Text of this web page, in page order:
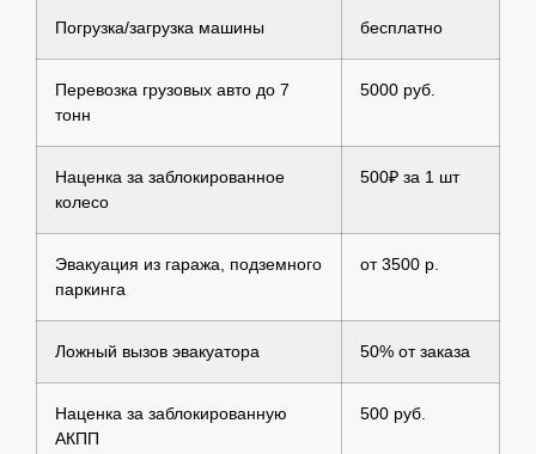
Погрузка/загрузка машины бесплатно
Перевозка грузовых авто до 7
тонн
5000 руб.
Наценка за заблокированное
колесо
500₽ за 1 шт
Эвакуация из гаража, подземного
паркинга
от 3500 р.
Ложный вызов эвакуатора 50% от заказа
Наценка за заблокированную
АКПП
500 руб.